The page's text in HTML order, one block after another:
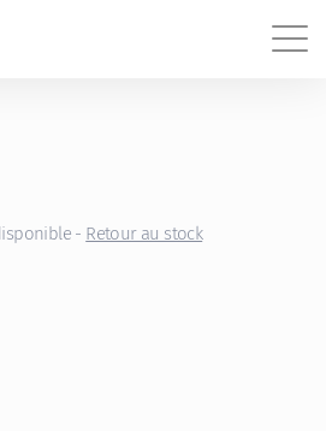
- Retour au stock